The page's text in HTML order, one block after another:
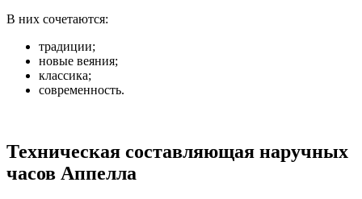
В них сочетаются:
традиции;
новые веяния;
классика;
современность.
Техническая составляющая наручных
часов Аппелла